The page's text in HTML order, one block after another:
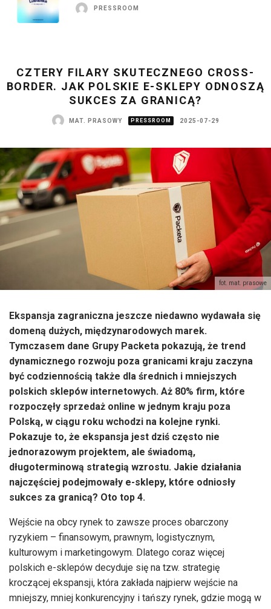
PRESSROOM
CZTERY FILARY SKUTECZNEGO CROSS-
BORDER. JAK POLSKIE E-SKLEPY ODNOSZĄ
SUKCES ZA GRANICĄ?
MAT. PRASOWY PRESSROOM 2025-07-29
fot. mat. prasowe
Ekspansja zagraniczna jeszcze niedawno wydawała się
domeną dużych, międzynarodowych marek.
Tymczasem dane Grupy Packeta pokazują, że trend
dynamicznego rozwoju poza granicami kraju zaczyna
być codziennością także dla średnich i mniejszych
polskich sklepów internetowych. Aż 80% firm, które
rozpoczęły sprzedaż online w jednym kraju poza
Polską, w ciągu roku wchodzi na kolejne rynki.
Pokazuje to, że ekspansja jest dziś często nie
jednorazowym projektem, ale świadomą,
długoterminową strategią wzrostu. Jakie działania
najczęściej podejmowały e-sklepy, które odniosły
sukces za granicą? Oto top 4.
Wejście na obcy rynek to zawsze proces obarczony
ryzykiem – finansowym, prawnym, logistycznym,
kulturowym i marketingowym. Dlatego coraz więcej
polskich e-sklepów decyduje się na tzw. strategię
kroczącej ekspansji, która zakłada najpierw wejście na
mniejszy, mniej konkurencyjny i tańszy rynek, gdzie mogą w